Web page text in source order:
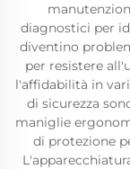
diagnostici per
diventino
per resistere
l'affidabilità in
di sicurezza
maniglie
di protezione